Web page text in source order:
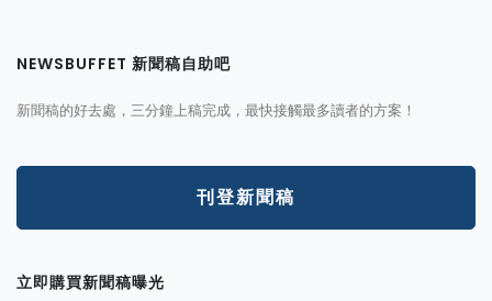
NEWSBUFFET 新聞稿自助吧
新聞稿的好去處，三分鐘上稿完成，最快接觸最多讀者的方案！
刊登新聞稿
立即購買新聞稿曝光